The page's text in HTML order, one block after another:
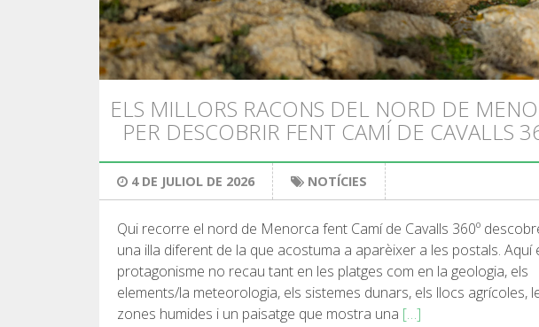
ELS MILLORS RACONS DEL NORD DE
PER DESCOBRIR FENT CAMÍ DE CAVALLS
4 DE JULIOL DE 2026 NOTÍCIES
Qui recorre el nord de Menorca fent Camí de Cavalls 360º
una illa diferent de la que acostuma a aparèixer a les postals. Aquí
protagonisme no recau tant en les platges com en la geologia, els
elements/la meteorologia, els sistemes dunars, els llocs agrícoles,
zones humides i un paisatge que mostra una […]